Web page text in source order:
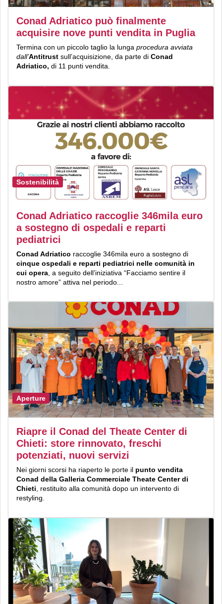
Conad Adriatico può finalmente
acquisire nove punti vendita in Puglia
Termina con un piccolo taglio la lunga procedura avviata
dall’Antitrust sull’acquisizione, da parte di Conad
Adriatico, di 11 punti vendita.
Sostenibilità
Conad Adriatico raccoglie 346mila euro
a sostegno di ospedali e reparti
pediatrici
Conad Adriatico raccoglie 346mila euro a sostegno di
cinque ospedali e reparti pediatrici nelle comunità in
cui opera , a seguito dell’iniziativa “Facciamo sentire il
nostro amore” attiva nel periodo...
Aperture
Riapre il Conad del Theate Center di
Chieti: store rinnovato, freschi
potenziati, nuovi servizi
Nei giorni scorsi ha riaperto le porte il punto vendita
Conad della Galleria Commerciale Theate Center di
Chieti, restituito alla comunità dopo un intervento di
restyling.